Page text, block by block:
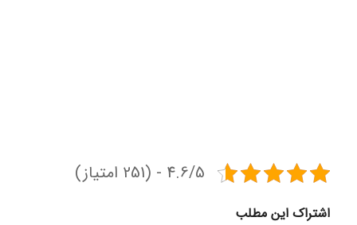
4.6/5 - (251 امتیاز)
اشتراک این مطلب